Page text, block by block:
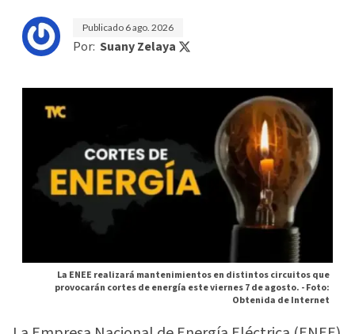
Publicado 6 ago. 2026
Por: Suany Zelaya
La ENEE realizará mantenimientos en distintos circuitos que
provocarán cortes de energía este viernes 7 de agosto. -Foto:
Obtenida de Internet